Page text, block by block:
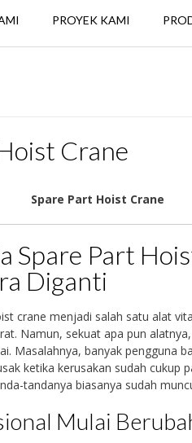
PROYEK KAMI
Crane
Spare Part Hoist Crane
Spare Part
Diganti
crane menjadi salah satu alat
Namun, sekuat apa pun
Masalahnya, banyak pengguna
ketika kerusakan sudah cukup
tandanya biasanya sudah
Mulai